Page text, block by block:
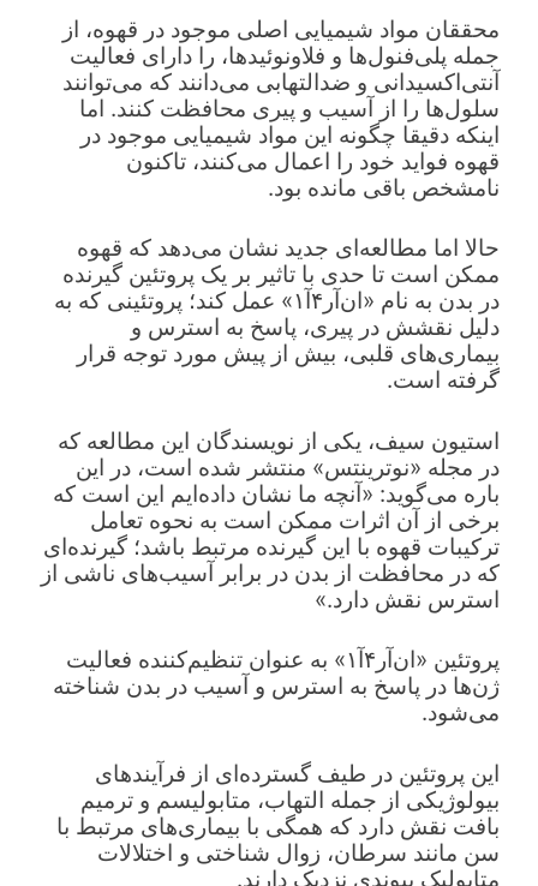
محققان مواد شیمیایی اصلی موجود در قهوه، از
جمله پلی‌فنول‌ها و فلاونوئیدها، را دارای فعالیت
آنتی‌اکسیدانی و ضدالتهابی می‌دانند که می‌توانند
سلول‌ها را از آسیب و پیری محافظت کنند. اما
اینکه دقیقا چگونه این مواد شیمیایی موجود در
قهوه فواید خود را اعمال می‌کنند، تاکنون
نامشخص باقی مانده بود.
حالا اما مطالعه‌ای جدید نشان می‌دهد که قهوه
ممکن است تا حدی با تاثیر بر یک پروتئین گیرنده
در بدن به نام «ان‌آر۴آ۱» عمل کند؛ پروتئینی که به
دلیل نقشش در پیری، پاسخ به استرس و
بیماری‌های قلبی، بیش از پیش مورد توجه قرار
گرفته است.
استیون سیف، یکی از نویسندگان این مطالعه که
در مجله «نوترینتس» منتشر شده است، در این
باره می‌گوید: «آنچه ما نشان داده‌ایم این است که
برخی از آن اثرات ممکن است به نحوه تعامل
ترکیبات قهوه با این گیرنده مرتبط باشد؛ گیرنده‌ای
که در محافظت از بدن در برابر آسیب‌های ناشی از
استرس نقش دارد.»
پروتئین «ان‌آر۴آ۱» به عنوان تنظیم‌کننده فعالیت
ژن‌ها در پاسخ به استرس و آسیب در بدن شناخته
می‌شود.
این پروتئین در طیف گسترده‌ای از فرآیندهای
بیولوژیکی از جمله التهاب، متابولیسم و ترمیم
بافت نقش دارد که همگی با بیماری‌های مرتبط با
سن مانند سرطان، زوال شناختی و اختلالات
متابولیک پیوندی نزدیک دارند.